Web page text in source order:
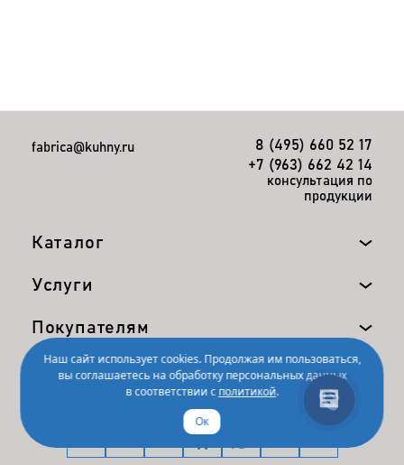
fabrica@kuhny.ru
8 (495) 660 52 17
+7 (963) 662 42 14
консультация по
продукции
Каталог
Услуги
Покупателям
Компания
Наш сайт использует cookies. Продолжая им пользоваться,
вы соглашаетесь на обработку персональных данных
в соответствии с политикой.
Ок